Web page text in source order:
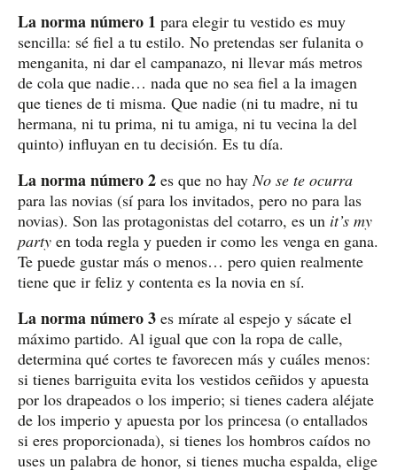
La norma número 1 para elegir tu vestido es muy
sencilla: sé fiel a tu estilo. No pretendas ser fulanita o
menganita, ni dar el campanazo, ni llevar más metros
de cola que nadie… nada que no sea fiel a la imagen
que tienes de ti misma. Que nadie (ni tu madre, ni tu
hermana, ni tu prima, ni tu amiga, ni tu vecina la del
quinto) influyan en tu decisión. Es tu día.
La norma número 2 es que no hay No se te ocurra
para las novias (sí para los invitados, pero no para las
novias). Son las protagonistas del cotarro, es un it’s my
party en toda regla y pueden ir como les venga en gana.
Te puede gustar más o menos… pero quien realmente
tiene que ir feliz y contenta es la novia en sí.
La norma número 3 es mírate al espejo y sácate el
máximo partido. Al igual que con la ropa de calle,
determina qué cortes te favorecen más y cuáles menos:
si tienes barriguita evita los vestidos ceñidos y apuesta
por los drapeados o los imperio; si tienes cadera aléjate
de los imperio y apuesta por los princesa (o entallados
si eres proporcionada), si tienes los hombros caídos no
uses un palabra de honor, si tienes mucha espalda, elige